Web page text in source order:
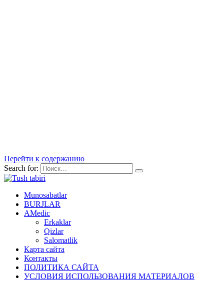
Перейти к содержанию
Search for:
Munosabatlar
BURJLAR
AMedic
Erkaklar
Qizlar
Salomatlik
Карта сайта
Контакты
ПОЛИТИКА САЙТА
УСЛОВИЯ ИСПОЛЬЗОВАНИЯ МАТЕРИАЛОВ